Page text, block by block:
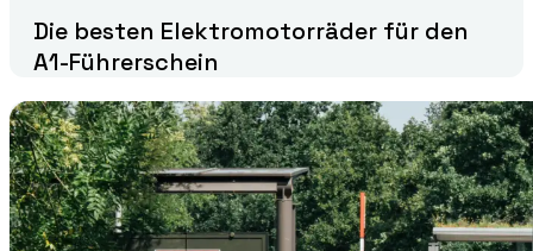
Die besten Elektromotorräder für den
A1-Führerschein